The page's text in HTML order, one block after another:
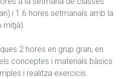
i 1.6 hores setmanals amb la
mitjà).
2 hores en grup gran, en
conceptes i materials bàsics
i realitza exercicis.